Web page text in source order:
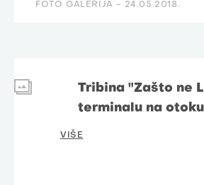
FOTO GALERIJA - 24.05.2018.
Tribina "Zašto ne
terminalu na
VIŠE